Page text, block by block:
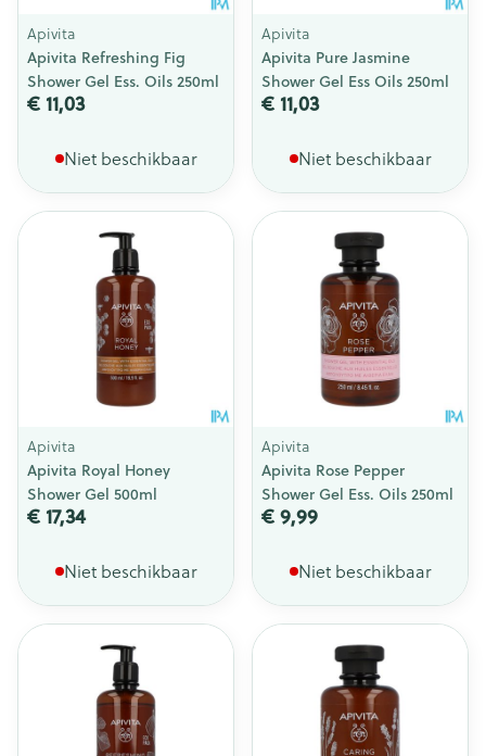
Apivita
Apivita Refreshing Fig
Shower Gel Ess. Oils 250ml
€ 11,03
Niet beschikbaar
Apivita
Apivita Pure Jasmine
Shower Gel Ess Oils 250ml
€ 11,03
Niet beschikbaar
Apivita
Apivita Royal Honey
Shower Gel 500ml
€ 17,34
Niet beschikbaar
Apivita
Apivita Rose Pepper
Shower Gel Ess. Oils 250ml
€ 9,99
Niet beschikbaar